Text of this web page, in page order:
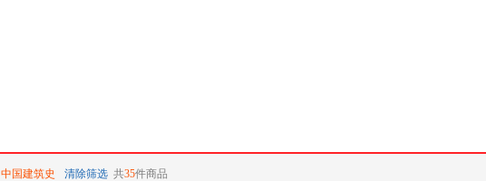
中国建筑史 清除筛选 共35件商品